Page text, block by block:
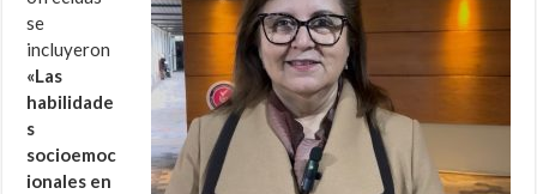
se
incluyeron
«Las
habilidade
s
socioemoc
ionales en